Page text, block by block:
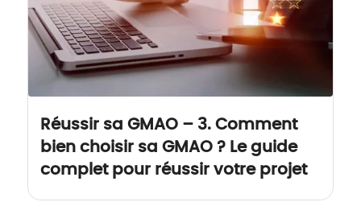
Réussir sa GMAO – 3. Comment
bien choisir sa GMAO ? Le guide
complet pour réussir votre projet